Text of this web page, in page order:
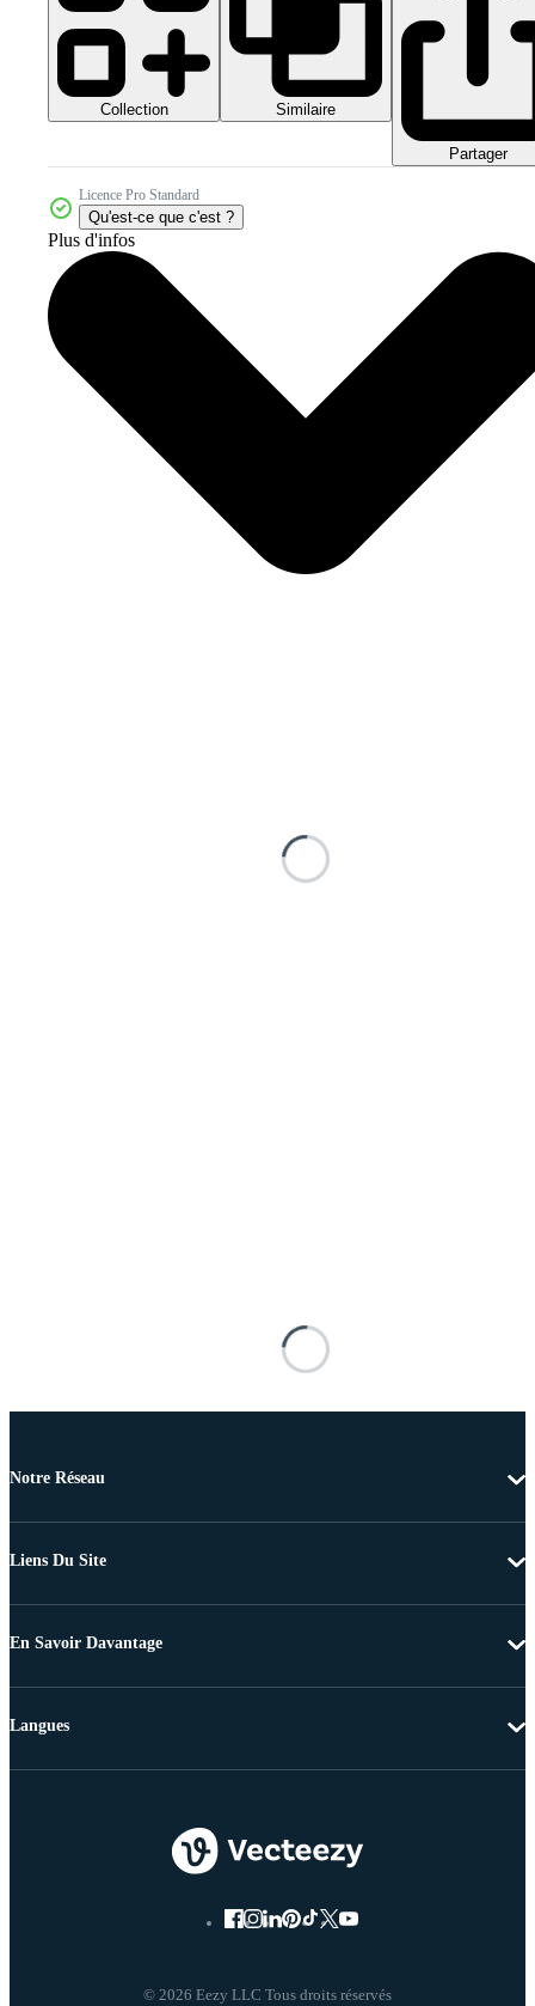
Collection Similaire
Partager
Licence Pro Standard
Qu'est-ce que c'est ?
Plus d'infos
Notre Réseau
Liens Du Site
En Savoir Davantage
© 2026 Eezy LLC Tous droits réservés
Langues